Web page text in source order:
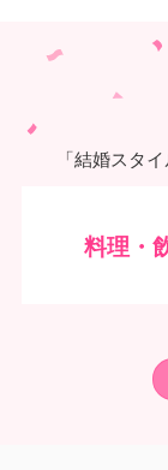
「結婚スタ
料理・